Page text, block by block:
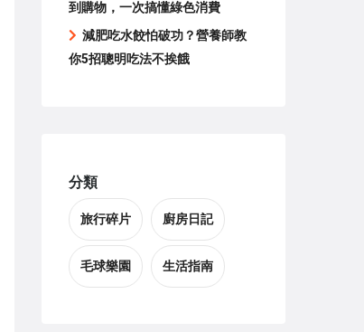
到購物，一次搞懂綠色消費
減肥吃水餃怕破功？營養師教
你5招聰明吃法不挨餓
分類
旅行碎片 廚房日記
毛球樂園 生活指南